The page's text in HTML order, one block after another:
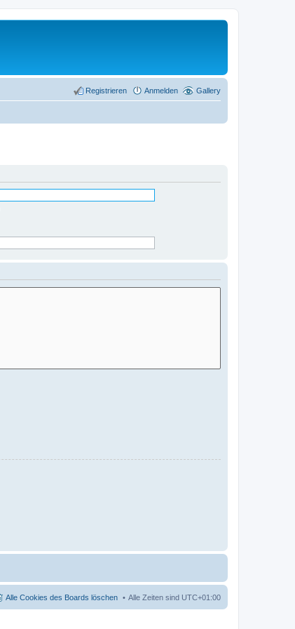
Gallery
Anmelden
Registrieren
Alle Zeiten sind UTC+01:00
Alle Cookies des Boards löschen